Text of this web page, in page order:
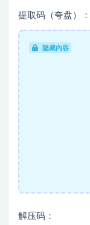
提取码（夸盘）：
隐藏内容
解压码：